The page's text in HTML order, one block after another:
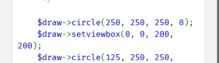
$draw->circle(250, 250, 250, 0 );
$draw->setviewbox(0, 0, 200
200 );
$draw->circle(125, 250, 250